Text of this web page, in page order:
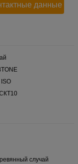
данные
случай